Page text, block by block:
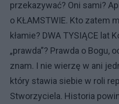
przekazywać? Oni sami?
o KŁAMSTWIE. Kto zatem
kłamie? DWA TYSIĄCE lat
„prawda”? Prawda o Bogu,
znam. I nie wierzę w ani
który stawia siebie w roli
Stworzyciela. Historia